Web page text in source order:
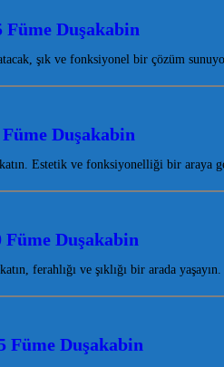
Duşakabin
şık ve fonksiyonel bir çözüm
Duşakabin
Estetik ve fonksiyonelliği bir araya
Duşakabin
ferahlığı ve şıklığı bir arada
Füme Duşakabin